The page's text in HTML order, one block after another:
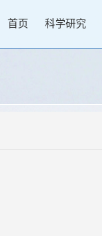
首页 科学研究